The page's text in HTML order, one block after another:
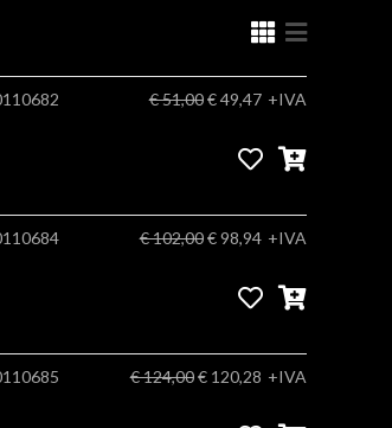
€ 51,00€ 49,47 +IVA
€ 102,00€ 98,94 +IVA
€ 124,00€ 120,28 +IVA